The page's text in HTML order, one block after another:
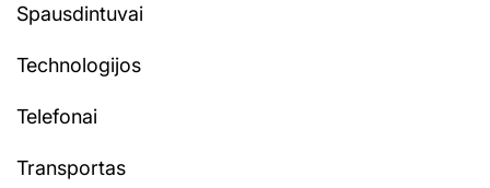
Spausdintuvai
Technologijos
Telefonai
Transportas